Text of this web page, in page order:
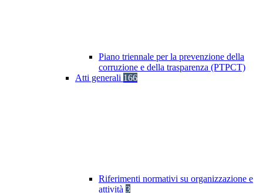
Piano triennale per la prevenzione della
corruzione e della trasparenza (PTPCT)
Atti generali 166
Riferimenti normativi su organizzazione e
attività 3